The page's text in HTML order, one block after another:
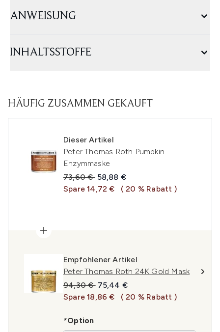
ANWEISUNG
INHALTSSTOFFE
HÄUFIG ZUSAMMEN GEKAUFT
Dieser Artikel
Peter Thomas Roth Pumpkin
Enzymmaske
Unverbindliche Preisempfehlung:
73,60 € Aktueller Preis:
58,88 €
Spare 14,72 €
( 20 % Rabatt )
Empfohlener Artikel
Peter Thomas Roth 24K Gold Mask
Unverbindliche Preisempfehlung:
94,30 € Aktueller Preis:
75,44 €
Spare 18,86 €
( 20 % Rabatt )
*Option